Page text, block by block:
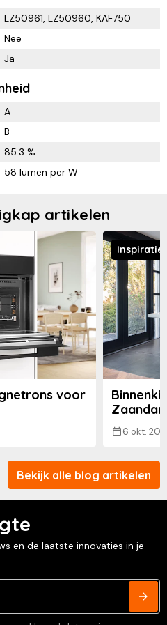
LZ50961, LZ50960, KAF750
Nee
Ja
A
B
85.3 %
58 lumen per W
artikelen
voor
Inspiratie
6 okt.
Bekijk alle blog artikelen
en de laatste innovaties in je